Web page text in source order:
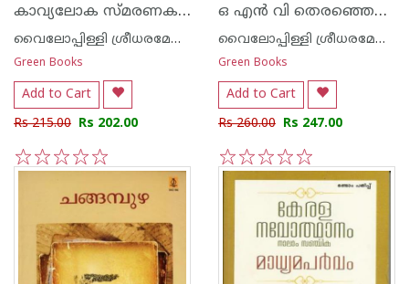
കാവ്യലോക സ്മരണകള്‍
വൈലോപ്പിള്ളി ശ്രീധരമേനോ‌ന്‍
Green Books
Add to Cart
Rs 215.00 Rs 202.00
5
4
3
2
1
ഒ എന്‍ വി തെരഞ്ഞെടുത്ത മലയാളത്തിന്റെ പ്രിയ കവിതകള്‍- വൈലോപ്പിള്ളി
വൈലോപ്പിള്ളി ശ്രീധരമേനോ‌ന്‍
Green Books
Add to Cart
Rs 260.00 Rs 247.00
5
4
3
2
1